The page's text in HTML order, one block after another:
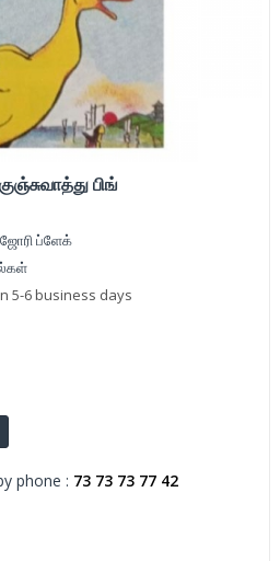
பிங்
ப்ளேக்
5-6 business days
phone : 73 73 73 77 42